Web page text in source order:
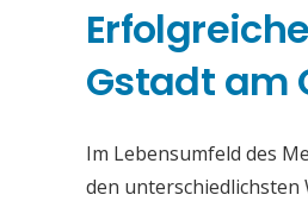
Gstadt am
Im Lebensumfeld des
den unterschiedlichsten